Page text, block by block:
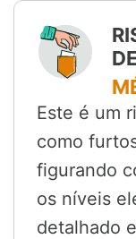
Este é um
como
figurando
os níveis
detalhado